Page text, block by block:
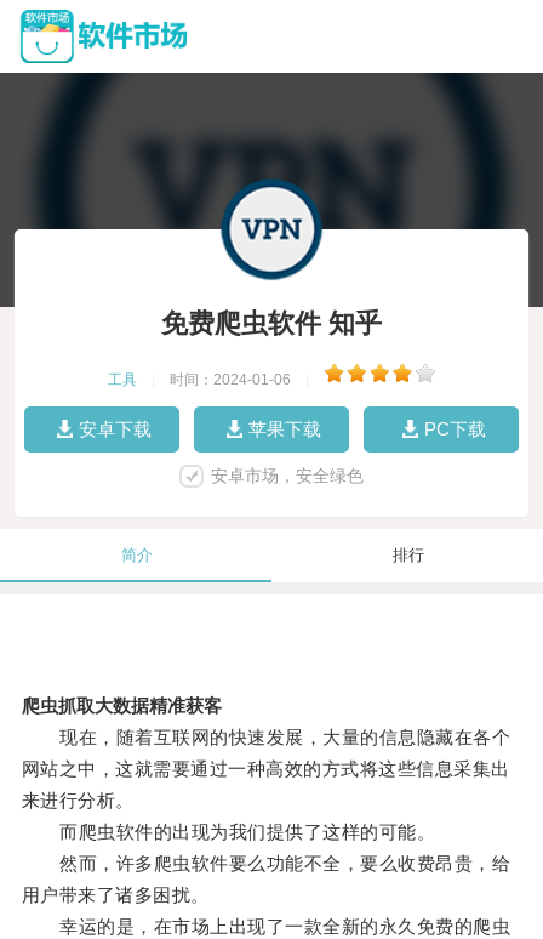
免费爬虫软件 知乎
工具 时间：2024-01-06
安卓下载 苹果下载 PC下载
安卓市场，安全绿色
简介 排行
爬虫抓取大数据精准获客
现在，随着互联网的快速发展，大量的信息隐藏在各个
网站之中，这就需要通过一种高效的方式将这些信息采集出
来进行分析。
而爬虫软件的出现为我们提供了这样的可能。
然而，许多爬虫软件要么功能不全，要么收费昂贵，给
用户带来了诸多困扰。
幸运的是，在市场上出现了一款全新的永久免费的爬虫